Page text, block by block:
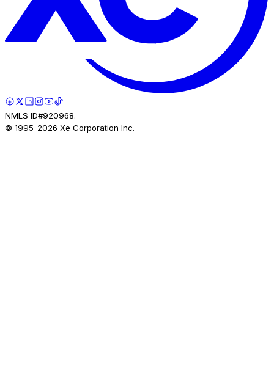
NMLS ID#920968.
© 1995-2026 Xe Corporation Inc.